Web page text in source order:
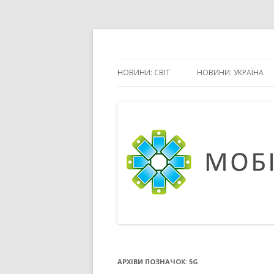
НОВИНИ: СВІТ НОВИНИ: УКРАЇНА
АРХІВИ ПОЗНАЧОК: 5G